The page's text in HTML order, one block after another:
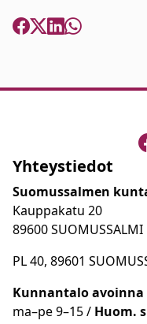
Yhteystiedot
Suomussalmen
Kauppakatu 20
89600 SUOMUSSALMI
PL 40, 89601
Kunnantalo avoinna
ma–pe 9–15 / Huom.